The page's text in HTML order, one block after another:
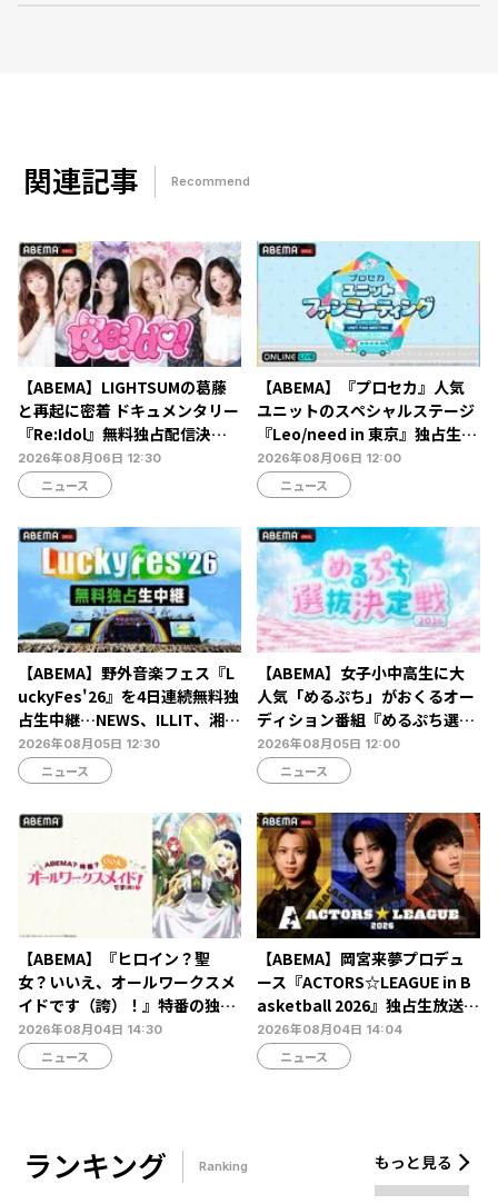
関連記事 Recommend
【ABEMA】LIGHTSUMの葛藤
と再起に密着 ドキュメンタリー
『Re:Idol』無料独占配信決
定…デビュー6年目の壁と2年間
の空白期に迫る
2026年08月06日 12:30
ニュース
【ABEMA】『プロセカ』人気
ユニットのスペシャルステージ
『Leo/need in 東京』独占生放
送決定…ショートライブや生ア
フレコも
2026年08月06日 12:00
ニュース
【ABEMA】野外音楽フェス『L
uckyFes'26』を4日連続無料独
占生中継…NEWS、ILLIT、湘南
乃風ら60組以上が集結
2026年08月05日 12:30
ニュース
【ABEMA】女子小中高生に大
人気「めるぷち」がおくるオー
ディション番組『めるぷち選抜
決定戦2026』の生配信が決定
2026年08月05日 12:00
ニュース
【ABEMA】『ヒロイン？聖
女？いいえ、オールワークスメ
イドです（誇）！』特番の独占
無料生放送決定…宮本侑芽、大
久保瑠美、小野友樹らが出演
2026年08月04日 14:30
ニュース
【ABEMA】岡宮来夢プロデュ
ース『ACTORS☆LEAGUE in B
asketball 2026』独占生放送決
定…北村諒、糸川耀士郎、長妻
怜央らが出演
2026年08月04日 14:04
ニュース
ランキング Ranking もっと見る